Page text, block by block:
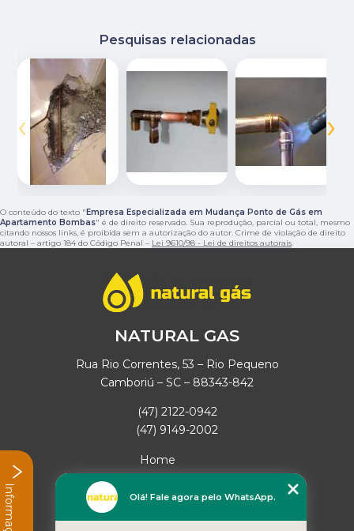
Pesquisas relacionadas
‹ ›
O conteúdo do texto " Empresa Especializada em Mudança Ponto de Gás em
Apartamento Bombas" é de direito reservado. Sua reprodução, parcial ou total, mesmo
citando nossos links, é proibida sem a autorização do autor. Crime de violação de direito
autoral – artigo 184 do Código Penal – Lei 9610/98 - Lei de direitos autorais.
NATURAL GAS
Rua Rio Correntes, 53 – Rio Pequeno
Camboriú – SC – 88343-842
(47) 2122-0942
(47) 9149-2002
Home
Empresa
Missão
Olá! Fale agora pelo WhatsApp.